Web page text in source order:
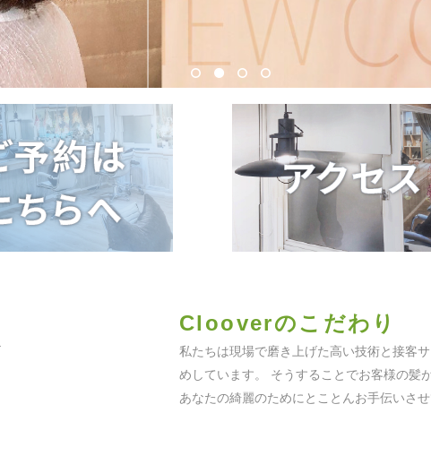
Clooverのこだわり
私たちは現場で磨き上げた高い技術と接客
めしています。 そうすることでお客様の髪
あなたの綺麗のためにとことんお手伝いさ